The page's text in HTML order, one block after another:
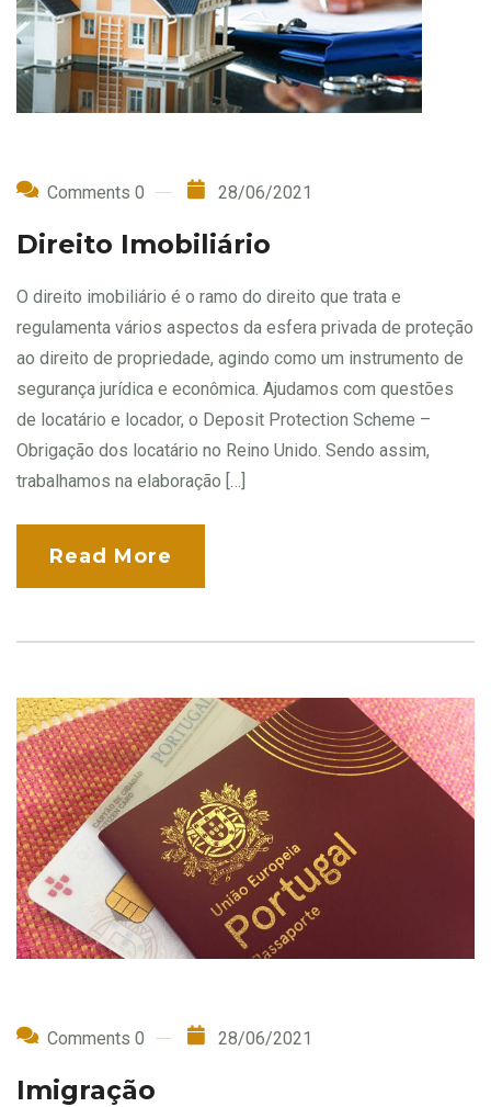
Comments 0 28/06/2021
Direito Imobiliário
O direito imobiliário é o ramo do direito que trata e
regulamenta vários aspectos da esfera privada de proteção
ao direito de propriedade, agindo como um instrumento de
segurança jurídica e econômica. Ajudamos com questões
de locatário e locador, o Deposit Protection Scheme –
Obrigação dos locatário no Reino Unido. Sendo assim,
trabalhamos na elaboração […]
Read More
Comments 0 28/06/2021
Imigração